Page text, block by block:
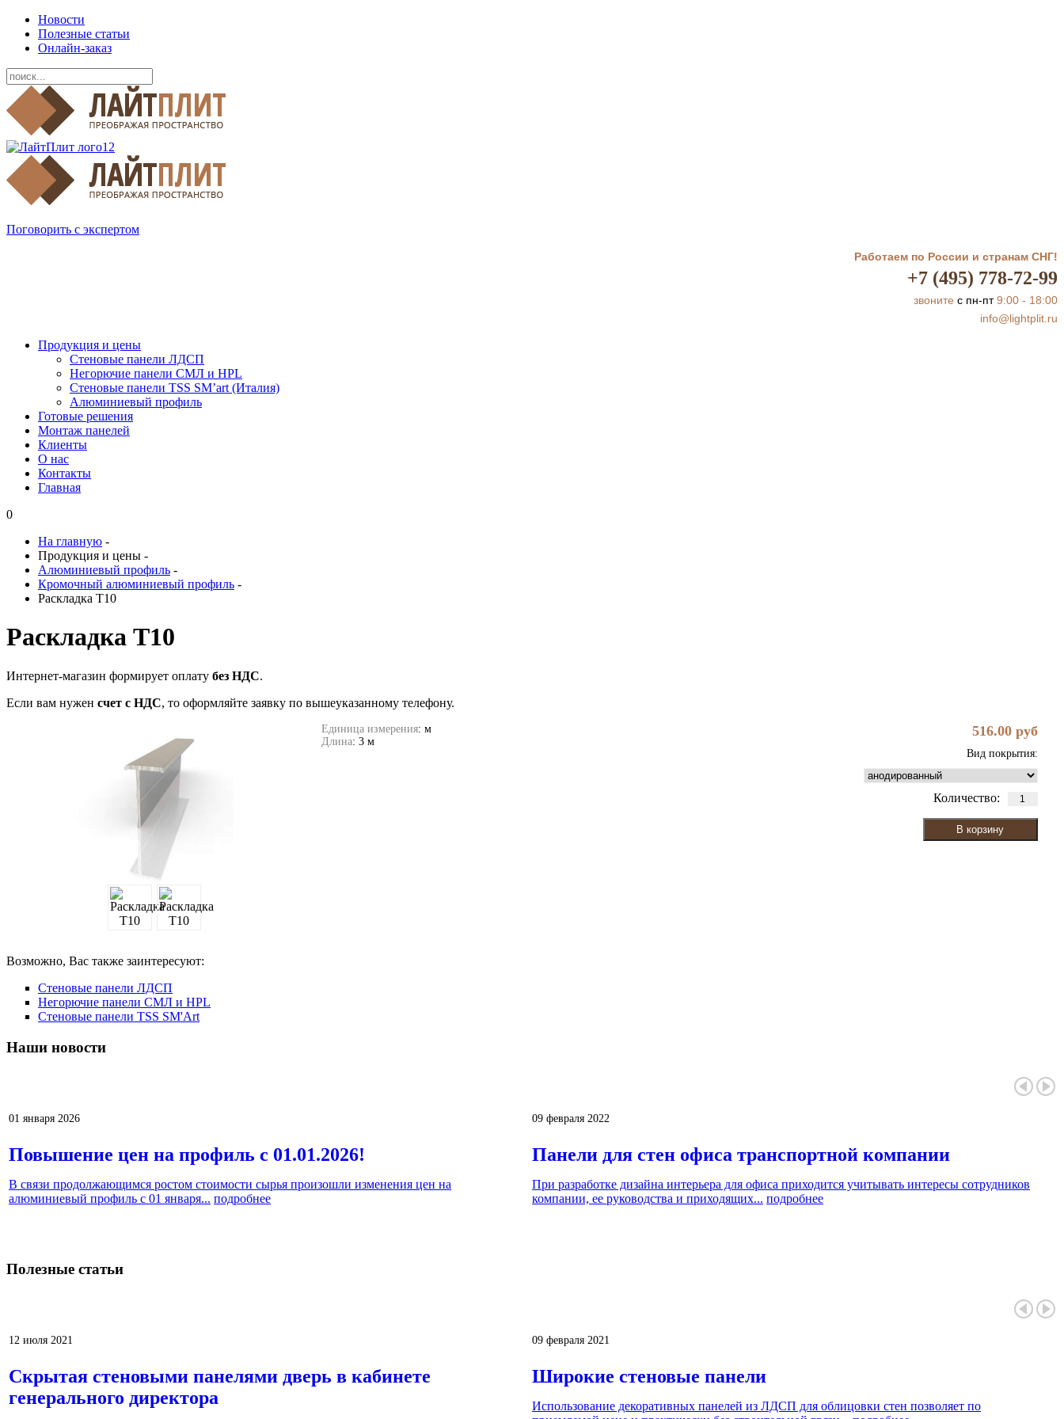
Новости
Полезные статьи
Онлайн-заказ
Поговорить с экспертом
Работаем по России и странам СНГ!
+7 (495) 778-72-99
звоните с пн-пт9:00 - 18:00
info@lightplit.ru
Продукция и цены
Стеновые панели ЛДСП
Негорючие панели СМЛ и HPL
Стеновые панели TSS SM’art (Италия)
Алюминиевый профиль
Готовые решения
Монтаж панелей
Клиенты
О нас
Контакты
Главная
0
На главную -
Продукция и цены -
Алюминиевый профиль -
Кромочный алюминиевый профиль -
Раскладка Т10
Раскладка Т10
Интернет-магазин формирует оплату без НДС.
Если вам нужен счет с НДС, то оформляйте заявку по вышеуказанному телефону.
Единица измерения:м
Длина:3 м
516.00 руб
Вид покрытия:
Количество:
Возможно, Вас также заинтересуют:
Стеновые панели ЛДСП
Негорючие панели СМЛ и HPL
Стеновые панели TSS SM'Art
Наши новости
01 января 2026
Повышение цен на профиль с 01.01.2026!
В связи продолжающимся ростом стоимости сырья произошли изменения цен на
алюминиевый профиль с 01 января... подробнее
09 февраля 2022
Панели для стен офиса транспортной компании
При разработке дизайна интерьера для офиса приходится учитывать интересы сотрудников
компании, ее руководства и приходящих... подробнее
Полезные статьи
12 июля 2021
Скрытая стеновыми панелями дверь в кабинете
генерального директора
09 февраля 2021
Широкие стеновые панели
Использование декоративных панелей из ЛДСП для облицовки стен позволяет по